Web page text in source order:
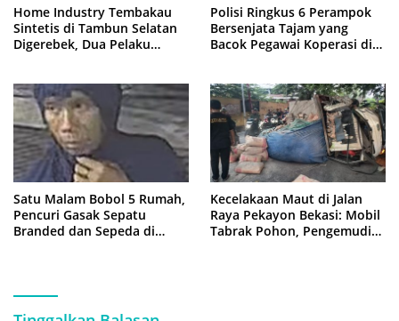
Home Industry Tembakau
Sintetis di Tambun Selatan
Digerebek, Dua Pelaku
Polisi Ringkus 6 Perampok
Bersenjata Tajam yang
Bacok Pegawai Koperasi di
Satu Malam Bobol 5 Rumah,
Pencuri Gasak Sepatu
Branded dan Sepeda di
Kecelakaan Maut di Jalan
Raya Pekayon Bekasi: Mobil
Tabrak Pohon, Pengemudi